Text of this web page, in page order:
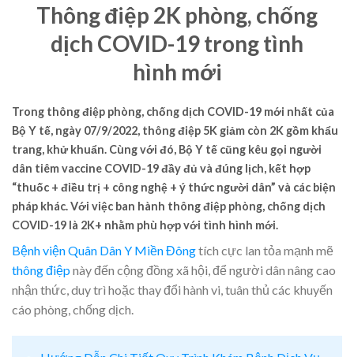
Thông điệp 2K phòng, chống
dịch COVID-19 trong tình
hình mới
Trong thông điệp phòng, chống dịch COVID-19 mới nhất của
Bộ Y tế, ngày 07/9/2022, thông điệp 5K giảm còn 2K gồm khẩu
trang, khử khuẩn. Cùng với đó, Bộ Y tế cũng kêu gọi người
dân tiêm vaccine COVID-19 đầy đủ và đúng lịch, kết hợp
“thuốc + điều trị + công nghệ + ý thức người dân” và các biện
pháp khác. Với việc ban hành thông điệp phòng, chống dịch
COVID-19 là 2K+ nhằm phù hợp với tình hình mới.
Bệnh viện Quân Dân Y Miền Đôngtích cực lan tỏa mạnh mẽ
thông điệpnày đến cộng đồng xã hội, để người dân nâng cao
nhận thức, duy trì hoặc thay đổi hành vi, tuân thủ các khuyến
cáo phòng, chống dịch.